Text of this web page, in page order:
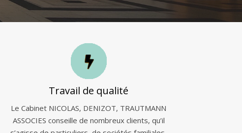
Travail de qualité
Le Cabinet NICOLAS, DENIZOT, TRAUTMANN
ASSOCIES conseille de nombreux clients, qu’il